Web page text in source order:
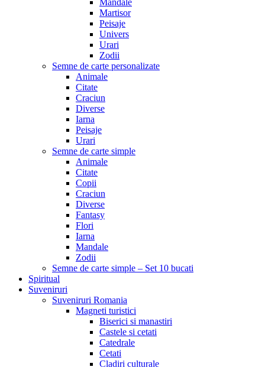
Mandale
Martisor
Peisaje
Univers
Urari
Zodii
Semne de carte personalizate
Animale
Citate
Craciun
Diverse
Iarna
Peisaje
Urari
Semne de carte simple
Animale
Citate
Copii
Craciun
Diverse
Fantasy
Flori
Iarna
Mandale
Zodii
Semne de carte simple – Set 10 bucati
Spiritual
Suveniruri
Suveniruri Romania
Magneti turistici
Biserici si manastiri
Castele si cetati
Catedrale
Cetati
Cladiri culturale